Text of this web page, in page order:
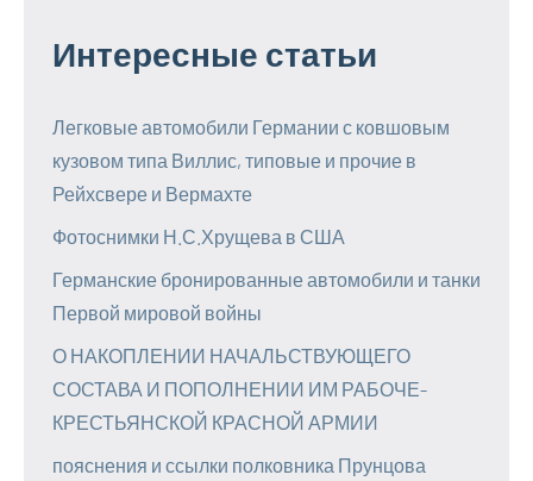
Интересные статьи
Легковые автомобили Германии с ковшовым
кузовом типа Виллис, типовые и прочие в
Рейхсвере и Вермахте
Фотоснимки Н.С.Хрущева в США
Германские бронированные автомобили и танки
Первой мировой войны
О НАКОПЛЕНИИ НАЧАЛЬСТВУЮЩЕГО
СОСТАВА И ПОПОЛНЕНИИ ИМ РАБОЧЕ-
КРЕСТЬЯНСКОЙ КРАСНОЙ АРМИИ
пояснения и ссылки полковника Прунцова